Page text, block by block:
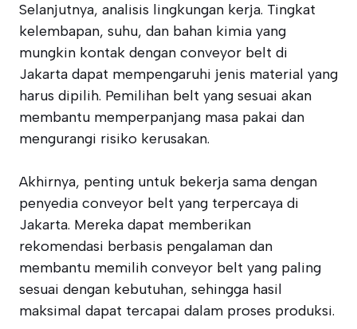
Selanjutnya, analisis lingkungan kerja. Tingkat
kelembapan, suhu, dan bahan kimia yang
mungkin kontak dengan conveyor belt di
Jakarta dapat mempengaruhi jenis material yang
harus dipilih. Pemilihan belt yang sesuai akan
membantu memperpanjang masa pakai dan
mengurangi risiko kerusakan.
Akhirnya, penting untuk bekerja sama dengan
penyedia conveyor belt yang terpercaya di
Jakarta. Mereka dapat memberikan
rekomendasi berbasis pengalaman dan
membantu memilih conveyor belt yang paling
sesuai dengan kebutuhan, sehingga hasil
maksimal dapat tercapai dalam proses produksi.